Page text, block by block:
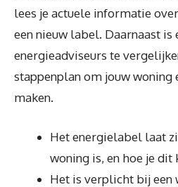
lees je actuele informatie
een nieuw label. Daarnaast
energieadviseurs te
stappenplan om jouw woning
maken.
Het energielabel laat
woning is, en hoe je dit
Het is verplicht bij een